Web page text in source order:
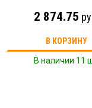
2 874.75
В КОРЗИНУ
В наличии 11